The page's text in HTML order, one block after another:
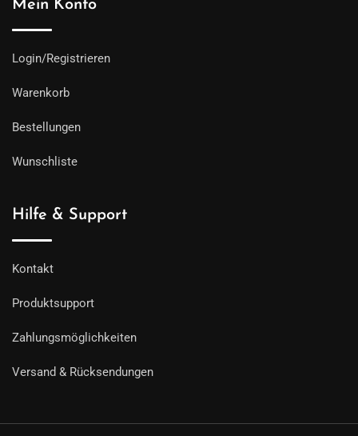
Mein Konto
Login/Registrieren
Warenkorb
Bestellungen
Wunschliste
Hilfe & Support
Kontakt
Produktsupport
Zahlungsmöglichkeiten
Versand & Rücksendungen